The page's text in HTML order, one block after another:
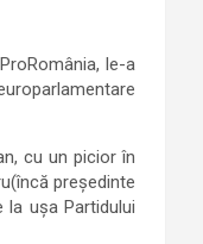
le-a
cu un picior în
președinte
ușa Partidului